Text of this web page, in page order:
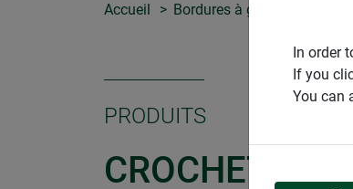
Accueil Bordures à gazon
PRODUITS
CROCHET DE
In order
If you
You can